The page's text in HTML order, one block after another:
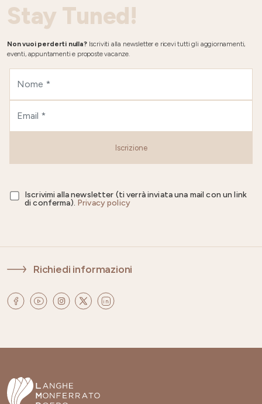
Stay Tuned!
Non vuoi perderti nulla?Iscriviti alla newsletter e ricevi tutti gli aggiornamenti,
eventi, appuntamenti e proposte vacanze.
Iscrizione
Iscrivimi alla newsletter (ti verrà inviata una mail con un link
di conferma). Privacy policy
Richiedi informazioni